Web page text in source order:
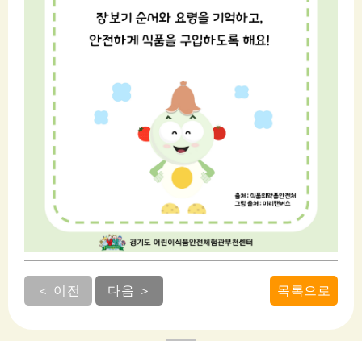
＜ 이전 다음 ＞ 목록으로